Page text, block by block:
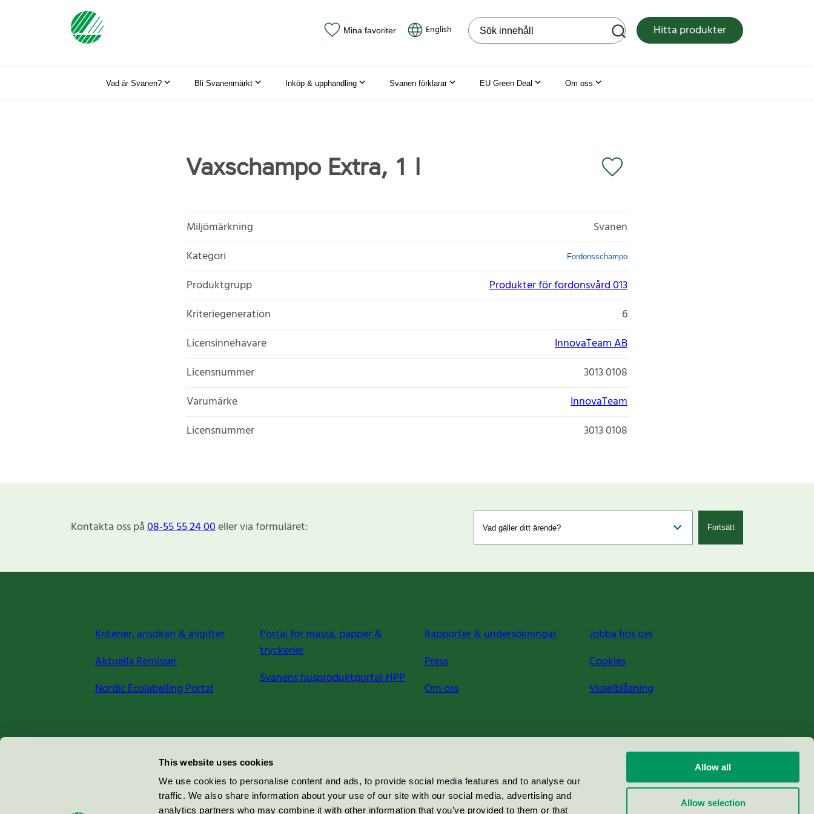
This website uses cookies
We use cookies to personalise content and ads, to provide social media features and to analyse our
traffic. We also share information about your use of our site with our social media, advertising and
analytics partners who may combine it with other information that you’ve provided to them or that
Allow all
Allow selection
Mina favoriter English Sök på webbplatsen Hitta produkter
Vad är Svanen? Bli Svanenmärkt Inköp & upphandling Svanen förklarar EU Green Deal Om oss
Vaxschampo Extra, 1 l
Miljömärkning
Svanen
Kategori
Fordonsschampo
Produktgrupp
Produkter för fordonsvård 013
Kriteriegeneration
6
Licensinnehavare
InnovaTeam AB
Licensnummer
3013 0108
Varumärke
InnovaTeam
Licensnummer
3013 0108
Kontakta oss på08-55 55 24 00eller via formuläret: Fortsätt
Kriterier, ansökan & avgifter
Aktuella Remisser
Nordic Ecolabelling Portal
Portal för massa, papper &
tryckerier
Svanens husproduktportal-HPP
Rapporter & undersökningar
Press
Om oss
Jobba hos oss
Cookies
Visselblåsning
Miljömärkning Sverige AB
100 64